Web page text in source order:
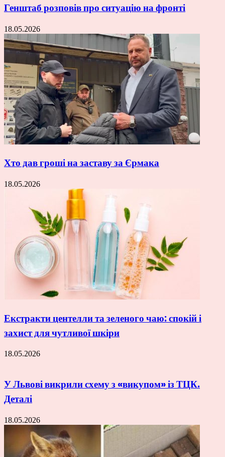
Генштаб розповів про ситуацію на фронті
18.05.2026
Хто дав гроші на заставу за Єрмака
18.05.2026
Екстракти центелли та зеленого чаю: спокій і
захист для чутливої шкіри
18.05.2026
У Львові викрили схему з «викупом» із ТЦК.
Деталі
18.05.2026